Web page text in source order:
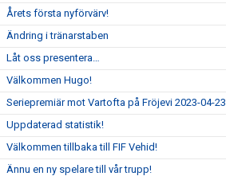
Årets första nyförvärv!
Ändring i tränarstaben
Låt oss presentera…
Välkommen Hugo!
Seriepremiär mot Vartofta på Fröjevi 2023-04-23
Uppdaterad statistik!
Välkommen tillbaka till FIF Vehid!
Ännu en ny spelare till vår trupp!